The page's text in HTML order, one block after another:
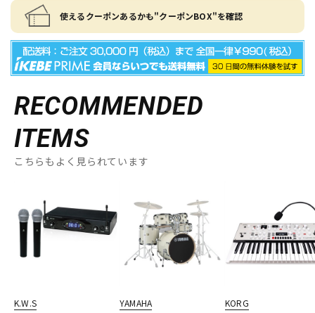
使えるクーポンあるかも"クーポンBOX"を確認
RECOMMENDED
ITEMS
こちらもよく見られています
K.W.S
YAMAHA
KORG